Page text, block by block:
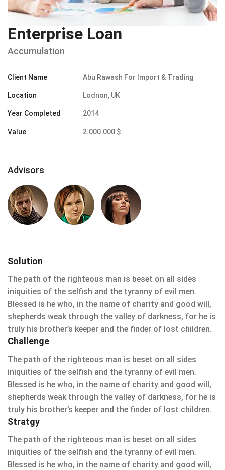
Enterprise Loan
Accumulation
Client Name Abu Rawash For Import & Trading
Location Lodnon, UK
Year Completed 2014
Value 2.000.000 $
Advisors
Solution
The path of the righteous man is beset on all sides
iniquities of the selfish and the tyranny of evil men.
Blessed is he who, in the name of charity and good will,
shepherds weak through the valley of darkness, for he is
truly his brother’s keeper and the finder of lost children.
Challenge
The path of the righteous man is beset on all sides
iniquities of the selfish and the tyranny of evil men.
Blessed is he who, in the name of charity and good will,
shepherds weak through the valley of darkness, for he is
truly his brother’s keeper and the finder of lost children.
Stratgy
The path of the righteous man is beset on all sides
iniquities of the selfish and the tyranny of evil men.
Blessed is he who, in the name of charity and good will,